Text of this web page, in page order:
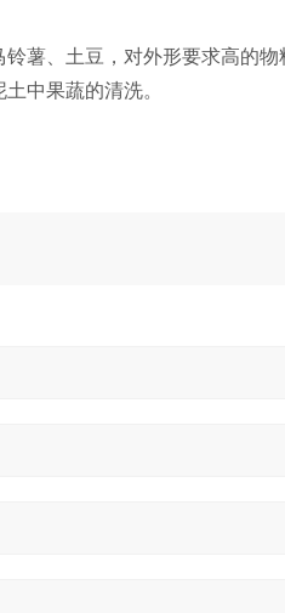
、土豆，对外形要求高的物
中果蔬的清洗。